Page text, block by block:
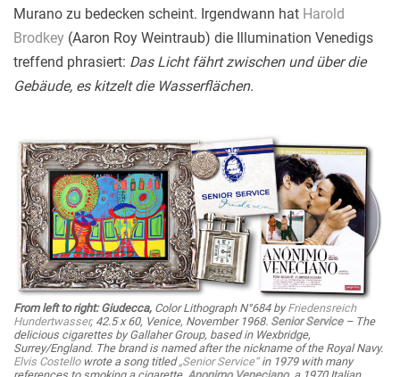
Murano zu bedecken scheint. Irgendwann hat Harold
Brodkey (Aaron Roy Weintraub) die Illumination Venedigs
treffend phrasiert: Das Licht fährt zwischen und über die
Gebäude, es kitzelt die Wasserflächen.
From left to right: Giudecca, Color Lithograph N°684 byFriedensreich
Hundertwasser, 42.5 x 60, Venice, November 1968. Senior Service – The
delicious cigarettes by Gallaher Group, based in Wexbridge,
Surrey/England. The brand is named after the nickname of the Royal Navy.
Elvis Costellowrote a song titled„Senior Service“in 1979 with many